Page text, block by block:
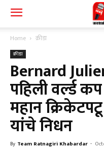
Home क्रीडा
क्रीडा
Bernard
पहिली वर्ल्ड
महान क्रिकेटपटू
यांचे निधन
By Team Ratnagiri Khabardar -